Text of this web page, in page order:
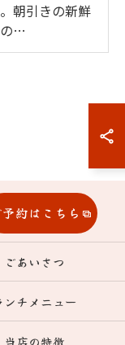
朝引きの新鮮
…
予約はこちら
ごあいさつ
ンチメニュー
当店の特徴